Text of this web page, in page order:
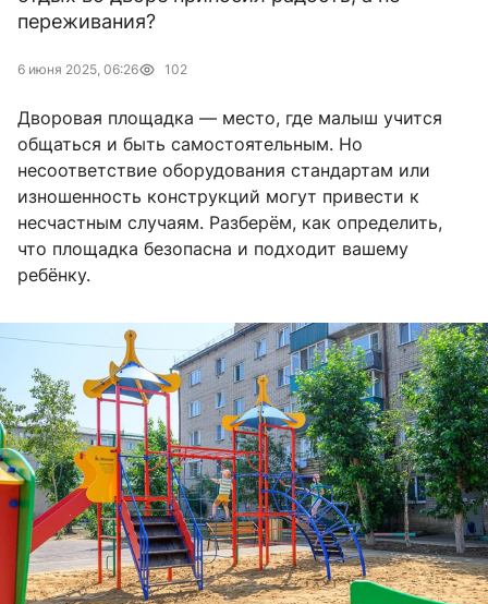
переживания?
6 июня 2025, 06:26 102
Дворовая площадка — место, где малыш учится
общаться и быть самостоятельным. Но
несоответствие оборудования стандартам или
изношенность конструкций могут привести к
несчастным случаям. Разберём, как определить,
что площадка безопасна и подходит вашему
ребёнку.